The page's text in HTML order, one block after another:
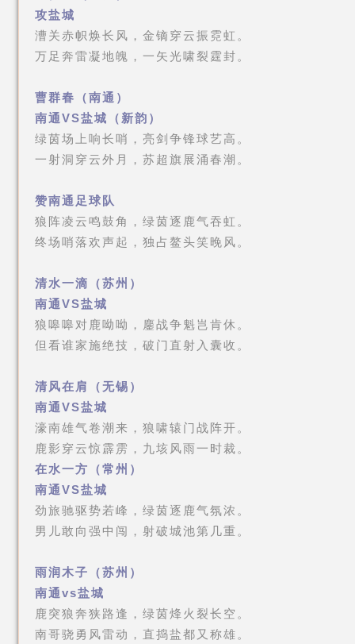
攻盐城
漕关赤帜焕长风，金镝穿云振霓虹。
万足奔雷凝地魄，一矢光啸裂霆封。
曹群春（南通）
南通VS盐城（新韵）
绿茵场上响长哨，亮剑争锋球艺高。
一射洞穿云外月，苏超旗展涌春潮。
赞南通足球队
狼阵凌云鸣鼓角，绿茵逐鹿气吞虹。
终场哨落欢声起，独占鳌头笑晚风。
清水一滴（苏州）
南通VS盐城
狼嗥嗥对鹿呦呦，鏖战争魁岂肯休。
但看谁家施绝技，破门直射入囊收。
清风在肩（无锡）
南通VS盐城
濠南雄气卷潮来，狼啸辕门战阵开。
鹿影穿云惊霹雳，九垓风雨一时裁。
在水一方（常州）
南通VS盐城
劲旅驰驱势若峰，绿茵逐鹿气氛浓。
男儿敢向强中闯，射破城池第几重。
雨润木子（苏州）
南通vs盐城
鹿突狼奔狭路逢，绿茵烽火裂长空。
南哥骁勇风雷动，直捣盐都又称雄。